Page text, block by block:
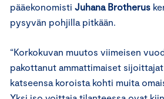
pääekonomisti Juhana Brotherus
pysyvän pohjilla pitkään.
“Korkokuvan muutos viimeisen
pakottanut ammattimaiset sijoittajat
katseensa koroista kohti muita